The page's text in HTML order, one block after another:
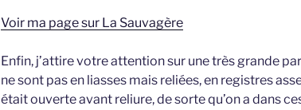
Voir ma page sur La Sauvagère
Enfin, j’attire votre attention sur une très grande
ne sont pas en liasses mais reliées, en registres
était ouverte avant reliure, de sorte qu’on a dans